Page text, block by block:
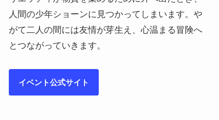
人間の少年ショーンに見つかってしまいます。や
がて二人の間には友情が芽生え、心温まる冒険へ
とつながっていきます。
イベント公式サイト